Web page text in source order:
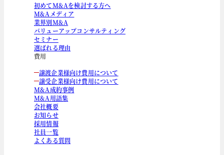
初めてM&Aを検討する方へ
M&Aメディア
業界別M&A
バリューアップコンサルティング
セミナー
選ばれる理由
費用
譲渡企業様向け費用について
譲受企業様向け費用について
M&A成約事例
M&A用語集
会社概要
お知らせ
採用情報
社員一覧
よくある質問